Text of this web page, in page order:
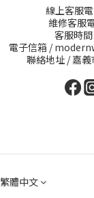
線上客服
維修客服
客服時
電子信箱 /
聯絡地址 / 嘉
繁體中文